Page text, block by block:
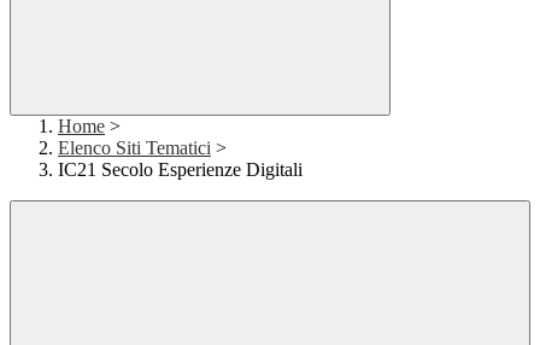
Home >
Elenco Siti Tematici >
IC21 Secolo Esperienze Digitali